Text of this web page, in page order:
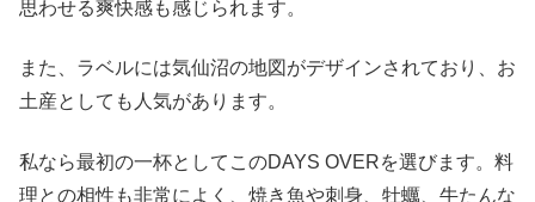
思わせる爽快感も感じられます。
また、ラベルには気仙沼の地図がデザインされており、お
土産としても人気があります。
私なら最初の一杯としてこのDAYS OVERを選びます。料
理との相性も非常によく、焼き魚や刺身、牡蠣、牛たんな